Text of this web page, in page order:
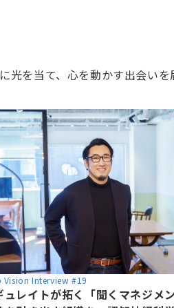
を当て、心を動かす出会いを
Vision Interview #19
ュレイトが拓く「聞くマネジ